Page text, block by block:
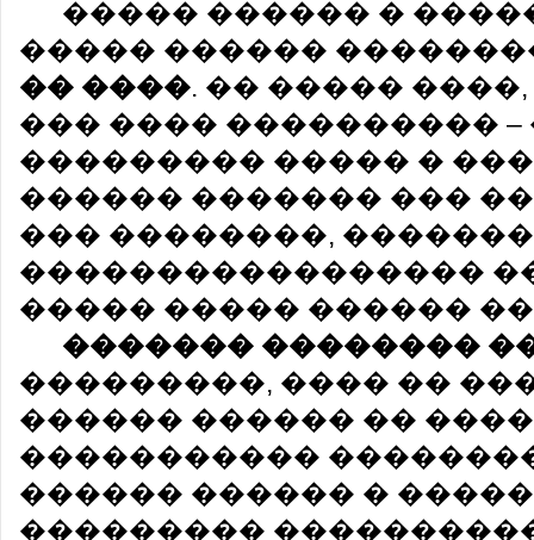
����� ������ �
����� ������
�� ����. �� �����
��� ���� ���������� –
��������� ����� �
������ ������� ���
��� ��������,
�����������������
����� ����� ������
������� ��������
���������, ���� ��
������ ������ ��
�����������
������ ������ �
���������